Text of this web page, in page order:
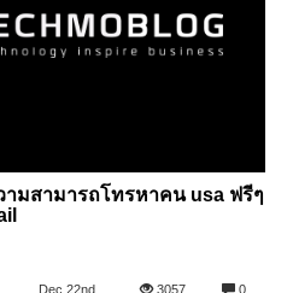
ามสามารถโทรหาคน usa ฟรีๆ
Dec 22nd 3057 0